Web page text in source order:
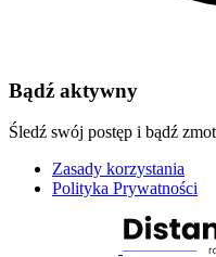
Bądź aktywny
Śledź swój postęp i bądź
Zasady korzystania
Polityka Prywatności